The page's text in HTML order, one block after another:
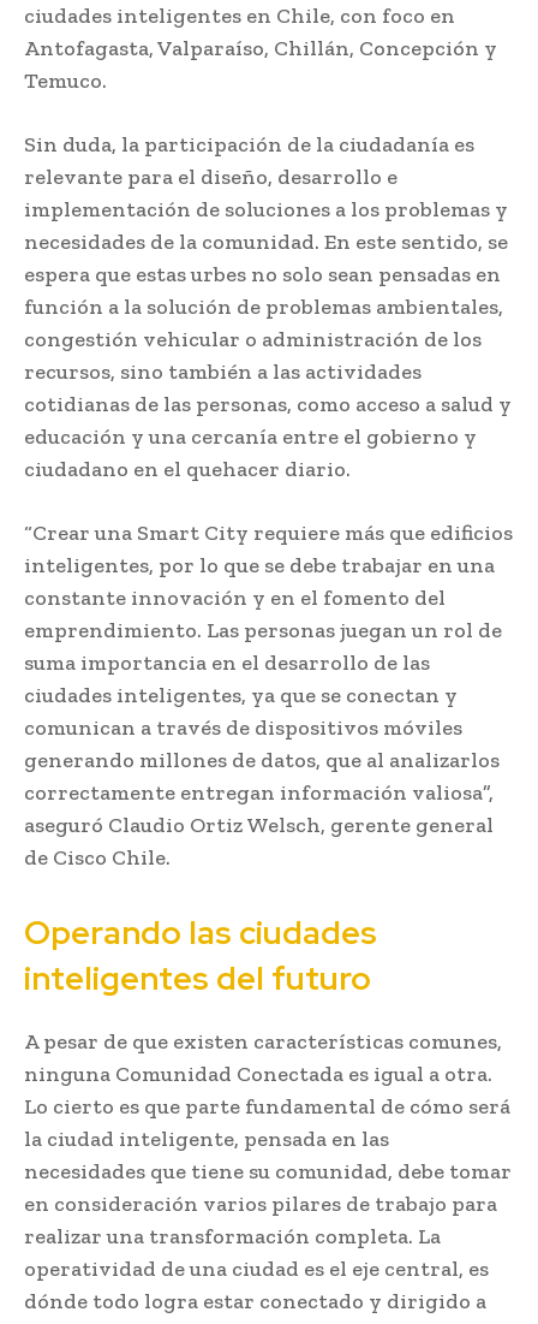
ciudades inteligentes en Chile, con foco en
Antofagasta, Valparaíso, Chillán, Concepción y
Temuco.
Sin duda, la participación de la ciudadanía es
relevante para el diseño, desarrollo e
implementación de soluciones a los problemas y
necesidades de la comunidad. En este sentido, se
espera que estas urbes no solo sean pensadas en
función a la solución de problemas ambientales,
congestión vehicular o administración de los
recursos, sino también a las actividades
cotidianas de las personas, como acceso a salud y
educación y una cercanía entre el gobierno y
ciudadano en el quehacer diario.
“Crear una Smart City requiere más que edificios
inteligentes, por lo que se debe trabajar en una
constante innovación y en el fomento del
emprendimiento. Las personas juegan un rol de
suma importancia en el desarrollo de las
ciudades inteligentes, ya que se conectan y
comunican a través de dispositivos móviles
generando millones de datos, que al analizarlos
correctamente entregan información valiosa”,
aseguró Claudio Ortiz Welsch, gerente general
de Cisco Chile.
Operando las ciudades
inteligentes del futuro
A pesar de que existen características comunes,
ninguna Comunidad Conectada es igual a otra.
Lo cierto es que parte fundamental de cómo será
la ciudad inteligente, pensada en las
necesidades que tiene su comunidad, debe tomar
en consideración varios pilares de trabajo para
realizar una transformación completa. La
operatividad de una ciudad es el eje central, es
dónde todo logra estar conectado y dirigido a